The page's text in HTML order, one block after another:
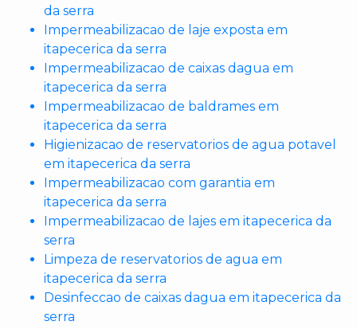
da serra
Impermeabilizacao de laje exposta em
itapecerica da serra
Impermeabilizacao de caixas dagua em
itapecerica da serra
Impermeabilizacao de baldrames em
itapecerica da serra
Higienizacao de reservatorios de agua potavel
em itapecerica da serra
Impermeabilizacao com garantia em
itapecerica da serra
Impermeabilizacao de lajes em itapecerica da
serra
Limpeza de reservatorios de agua em
itapecerica da serra
Desinfeccao de caixas dagua em itapecerica da
serra